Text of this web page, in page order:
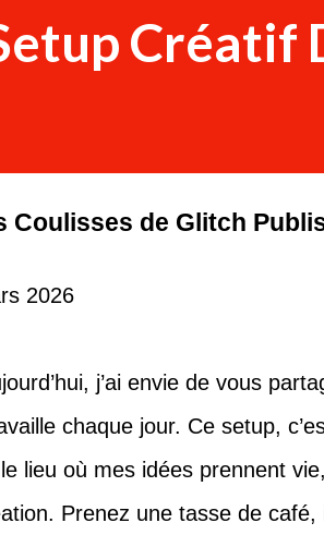
Créatif
Coulisses de Glitch
2026
j’ai envie de vous
chaque jour. Ce setup,
lieu où mes idées prennent
Prenez une tasse de